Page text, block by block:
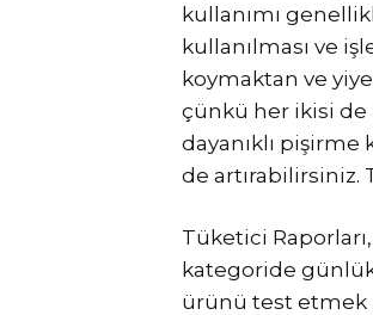
kullanımı
kullanılması ve
koymaktan ve
çünkü her ikisi de
dayanıklı
de artırabilirsiniz.
Tüketici
kategoride günlük
ürünü test etmek